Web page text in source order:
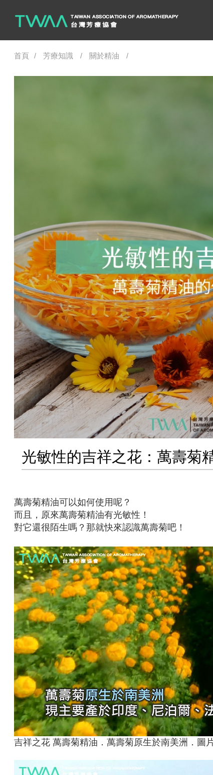
首頁 芳療知識 關於精油
光敏性的吉祥之花：萬壽菊
萬壽菊精油可以如何使用呢？
而且，原來萬壽菊精油有光敏性！
對它還很陌生嗎？那就快來認識萬壽菊吧！
吉祥之花 萬壽菊精油．萬壽菊原生於南美洲．圖